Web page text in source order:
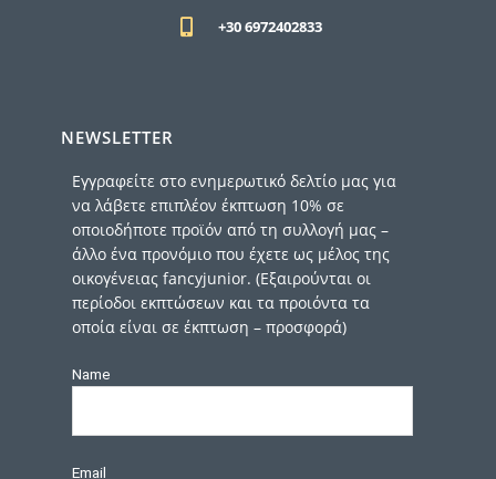
+30 6972402833
NEWSLETTER
Εγγραφείτε στο ενημερωτικό δελτίο μας για
να λάβετε επιπλέον έκπτωση 10% σε
οποιοδήποτε προϊόν από τη συλλογή μας –
άλλο ένα προνόμιο που έχετε ως μέλος της
οικογένειας fancyjunior. (Εξαιρούνται οι
περίοδοι εκπτώσεων και τα προιόντα τα
οποία είναι σε έκπτωση – προσφορά)
Name
Email